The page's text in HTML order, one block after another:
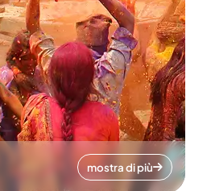
mostra di più